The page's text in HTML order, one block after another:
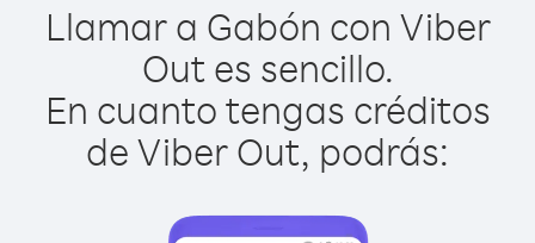
Llamar a Gabón con Viber
Out es sencillo.
En cuanto tengas créditos
de Viber Out, podrás: